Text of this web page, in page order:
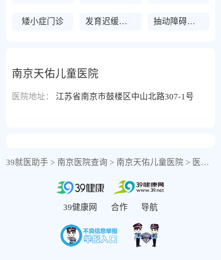
矮小症门诊 发育迟缓门诊 抽动障碍门诊
南京天佑儿童医院
医院地址： 江苏省南京市鼓楼区中山北路307-1号
39就医助手 > 南京医院查询 > 南京天佑儿童医院 > 医院资讯
39健康网 合作 导航